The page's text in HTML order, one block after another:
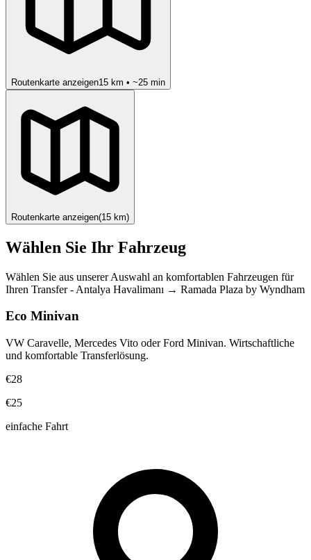
Routenkarte anzeigen15 km • ~25 min
Routenkarte anzeigen(15 km)
Wählen Sie Ihr Fahrzeug
Wählen Sie aus unserer Auswahl an komfortablen Fahrzeugen für
Ihren Transfer- Antalya Havalimanı → Ramada Plaza by Wyndham
Eco Minivan
VW Caravelle, Mercedes Vito oder Ford Minivan. Wirtschaftliche
und komfortable Transferlösung.
€28
€25
einfache Fahrt